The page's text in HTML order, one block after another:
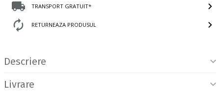
TRANSPORT GRATUIT*
RETURNEAZA PRODUSUL
Descriere
Livrare